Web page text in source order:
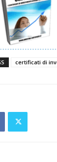
certificati di